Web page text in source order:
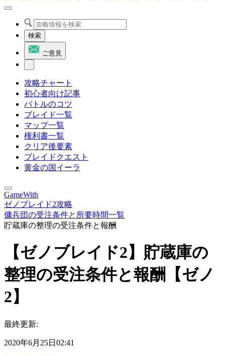
検索
ご意見
攻略チャート
初心者向け記事
バトルのコツ
ブレイド一覧
マップ一覧
権利書一覧
クリア後要素
ブレイドクエスト
黄金の国イーラ
GameWith
ゼノブレイド2攻略
傭兵団の受注条件と所要時間一覧
貯蔵庫の整理の受注条件と報酬
【ゼノブレイド2】貯蔵庫の
整理の受注条件と報酬【ゼノ
2】
最終更新:
2020年6月25日02:41